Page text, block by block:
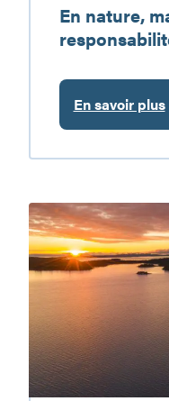
En nature,
En savoir plus
:
En
nature,
sécurité,
c’est
ma
responsabilité
Le
réservoir
Baskatong
:
une
destination
de
vacances
à